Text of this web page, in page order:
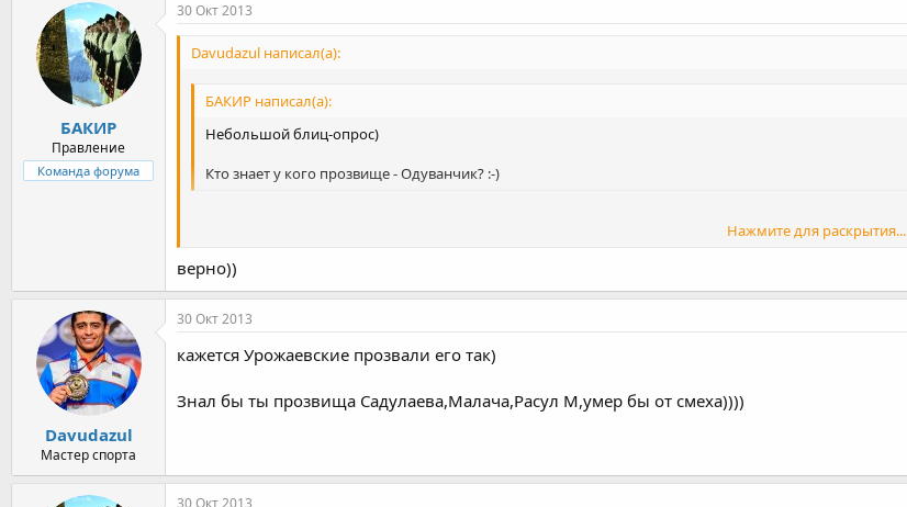
БАКИР
Правление
Команда форума
30 Окт 2013
Davudazul написал(а):
БАКИР написал(а):
Небольшой блиц-опрос)
Кто знает у кого прозвище - Одуванчик? :-)
Нажмите для раскрытия...
верно))
Davudazul
Мастер спорта
30 Окт 2013
кажется Урожаевские прозвали его так)
Знал бы ты прозвища Садулаева,Малача,Расул М,умер бы от смеха))))
30 Окт 2013